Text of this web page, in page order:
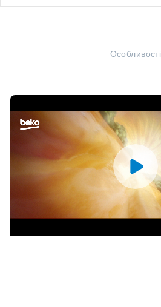
Особливості